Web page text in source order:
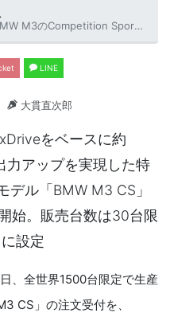
のCompetition Sport＝CSが登場
LINE
大貫直次郎
をベースに約
アップを実現した特
デル「BMW M3 CS」
始。販売台数は30台限
設定
、全世界1500台限定で生産
CS」の注文受付を、